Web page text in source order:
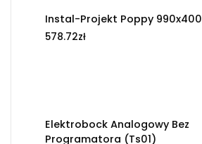
Instal-Projekt Poppy 990x400
578.72zł
Elektrobock Analogowy Bez
Programatora (Ts01)